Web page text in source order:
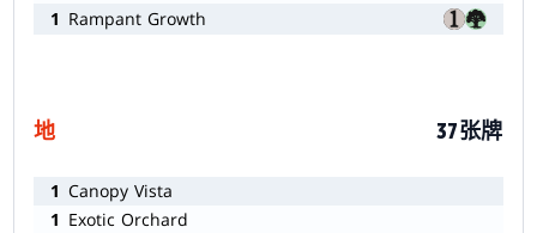
1 Rampant Growth
地 37张牌
1 Canopy Vista
1 Exotic Orchard